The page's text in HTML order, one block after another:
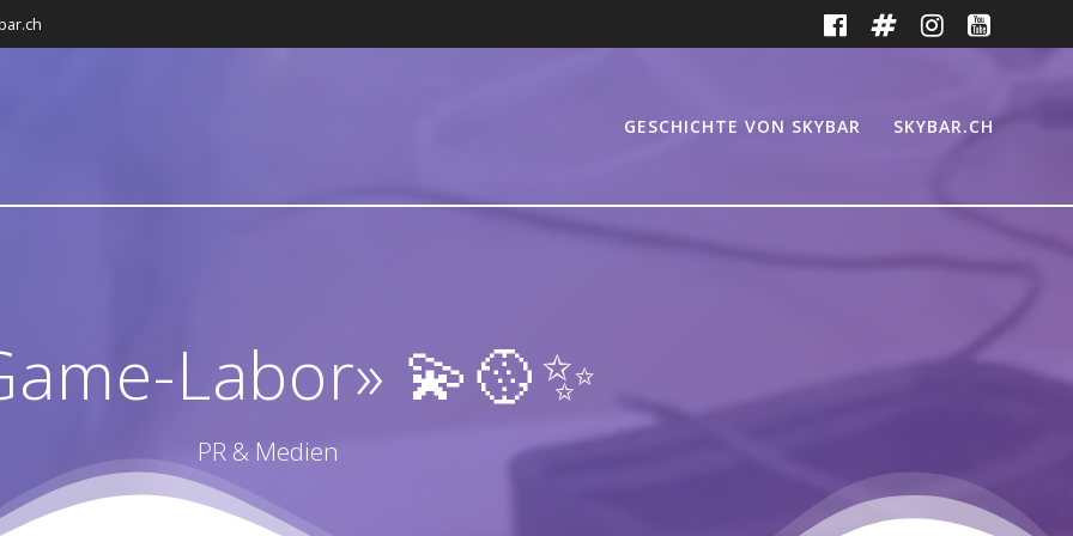
GESCHICHTE VON SKYBAR SKYBAR.CH
Labor» 💫🥎✨
PR & Medien